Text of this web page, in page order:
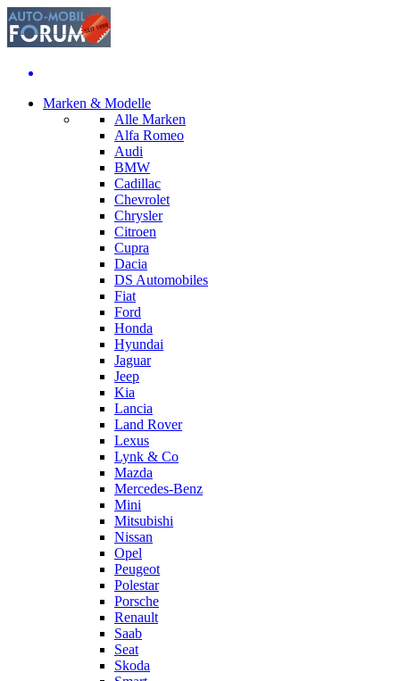
Marken & Modelle
Alle Marken
Alfa Romeo
Audi
BMW
Cadillac
Chevrolet
Chrysler
Citroen
Cupra
Dacia
DS Automobiles
Fiat
Ford
Honda
Hyundai
Jaguar
Jeep
Kia
Lancia
Land Rover
Lexus
Lynk & Co
Mazda
Mercedes-Benz
Mini
Mitsubishi
Nissan
Opel
Peugeot
Polestar
Porsche
Renault
Saab
Seat
Skoda